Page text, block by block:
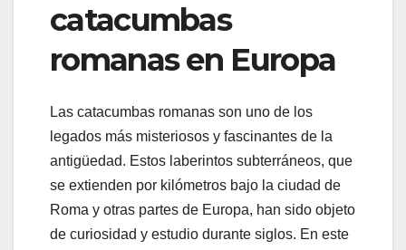
catacumbas
romanas en Europa
Las catacumbas romanas son uno de los
legados más misteriosos y fascinantes de la
antigüedad. Estos laberintos subterráneos, que
se extienden por kilómetros bajo la ciudad de
Roma y otras partes de Europa, han sido objeto
de curiosidad y estudio durante siglos. En este